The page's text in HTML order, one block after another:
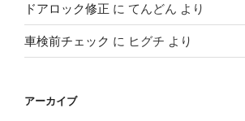
ドアロック修正 に てんどん より
車検前チェック に ヒグチ より
アーカイブ